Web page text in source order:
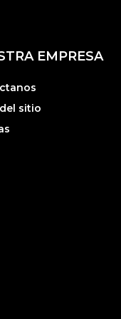
EMPRESA
sitio